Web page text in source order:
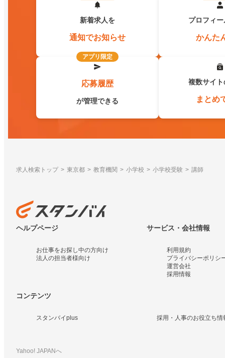
新着求人を
通知でお知らせ
プロフィ
かんた
アプリ限定
応募履歴
が管理できる
複数サイ
まとめ
求人検索トップ 東京都 教育機関 小学校 小学校受験 講師
ヘルプページ
お仕事をお探し中の方向け
法人の担当者様向け
サービス・会社情報
利用規約
プライバシーポリシ
運営会社
採用情報
コンテンツ
スタンバイplus 採用・人事のお役立ち情
Yahoo! JAPANへ